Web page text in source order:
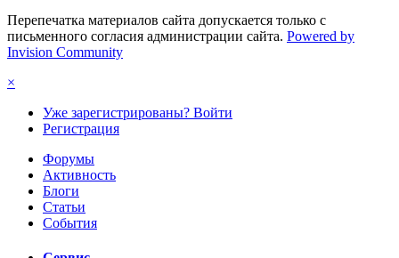
Перепечатка материалов сайта допускается только с
письменного согласия администрации сайта. Powered by
Invision Community
×
Уже зарегистрированы? Войти
Регистрация
Форумы
Активность
Блоги
Статьи
События